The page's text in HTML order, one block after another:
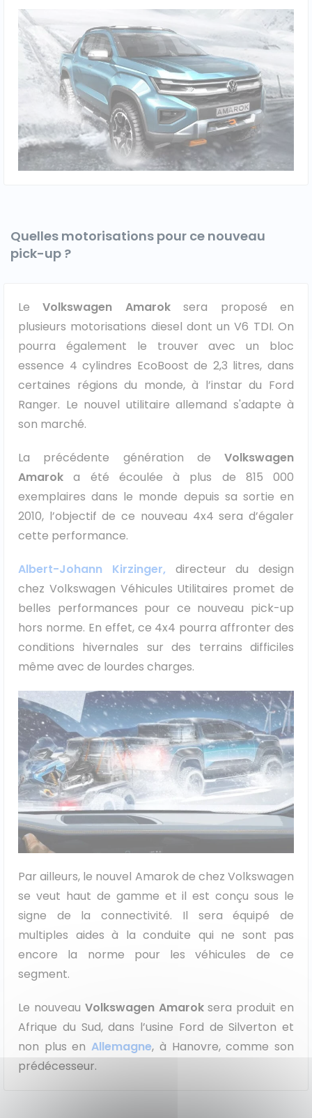
Quelles motorisations pour ce nouveau
pick-up ?
LeVolkswagen Amaroksera proposé en
plusieurs motorisations diesel dont un V6 TDI. On
pourra également le trouver avec un bloc
essence 4 cylindres EcoBoost de 2,3 litres, dans
certaines régions du monde, à l’instar du Ford
Ranger. Le nouvel utilitaire allemand s'adapte à
son marché.
La précédente génération de Volkswagen
Amaroka été écoulée à plus de 815 000
exemplaires dans le monde depuis sa sortie en
2010, l’objectif de ce nouveau 4x4 sera d’égaler
cette performance.
Albert-Johann Kirzinger,directeur du design
chez Volkswagen Véhicules Utilitaires promet de
belles performances pour ce nouveau pick-up
hors norme. En effet, ce 4x4 pourra affronter des
conditions hivernales sur des terrains difficiles
même avec de lourdes charges.
Par ailleurs, le nouvel Amarok de chez Volkswagen
se veut haut de gamme et il est conçu sous le
signe de la connectivité. Il sera équipé de
multiples aides à la conduite qui ne sont pas
encore la norme pour les véhicules de ce
segment.
Le nouveau Volkswagen Amaroksera produit en
Afrique du Sud, dans l’usine Ford de Silverton et
non plus enAllemagne, à Hanovre, comme son
prédécesseur.